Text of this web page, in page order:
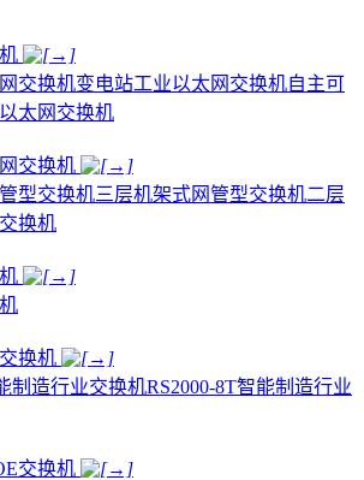
交换机变电站工业以太网交换机自主可
太网交换机
交换机
型交换机三层机架式网管型交换机二层
换机
换机
制造行业交换机RS2000-8T智能制造行业
交换机